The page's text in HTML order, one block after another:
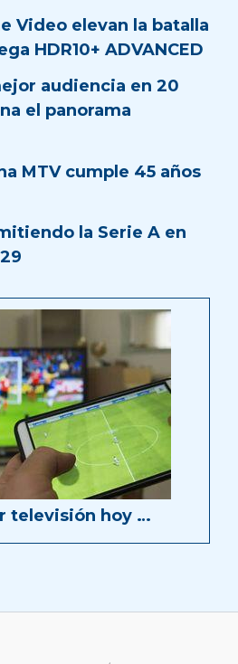
Video elevan la batalla
HDR10+ ADVANCED
audiencia en 20
el panorama
MTV cumple 45 años
la Serie A en
televisión hoy …